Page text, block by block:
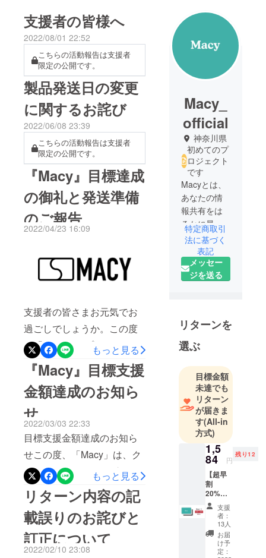
支援者の皆様へ
2022/08/01 22:52
こちらの活動報告は支援者
限定の公開です。
製品発送日の変更
に関するお詫び
2022/06/08 23:39
こちらの活動報告は支援者
限定の公開です。
『Macy』目標達成
の御礼と発送準備
のご報告
2022/04/23 16:09
支援者の皆さまお元気でお
過ごしでしょうか。この度
の「Macy」のプロジェクト
は、先週2022年4月15(金)を
もちまして終了となりまし
た。支援者の皆さまにご応
援いただき、目標金額に到
達することができました！
沢山のご支援とご応援、本
当にありがとうございま
す。Macyスタッフ一同、心
から感謝申し上げます。た
だいま発送に向けて準備に
取り掛かっており、一日で
も早く皆様のお手元にお届
もっと見る
『Macy』目標支援
金額達成のお知ら
せ
2022/03/03 22:33
目標支援金額達成のお知ら
せこの度、「Macy」は、ク
ラウドファンディング
CAMPFIREにて、目標希望
額を達成いたしました！沢
山のご支援とご応援をいた
だき、Macyスタッフ一同心
より感謝を申し上げます。
もっと見る
リターン内容の記
載誤りのお詫びと
訂正について
2022/02/10 23:08
Macy_
official
神奈川県
初めてのプ
ロジェクト
です
Macyとは、
あなたの情
報共有をは
るかに最適
化する次世
代型名刺で
す。「あな
たが使う最
トに掲げ、
様々なシー
ンで行われ
ている情報
共有を、よ
り効率的に
行えるよう
にします。
お客さまの
時間が情報
交換で奪わ
れることな
く、生活が
より快適に
できるよ
う、Macy独
自のアイ
ディアや、
特定商取引
法に基づく
表記
メッセー
ジを送る
リターンを
選ぶ
目標金額
未達でも
リターン
が届きま
す(All-in
方式)
1,5
84 円
残り12
【超早
割
20%OF
F】
Macy
カード
１枚
（印字
なし）
支援
者：
13人
お届
け予
定：